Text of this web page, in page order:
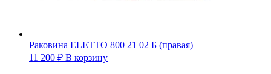
Раковина ELETTO 800 21 02 Б (правая)
11 200 ₽ В корзину